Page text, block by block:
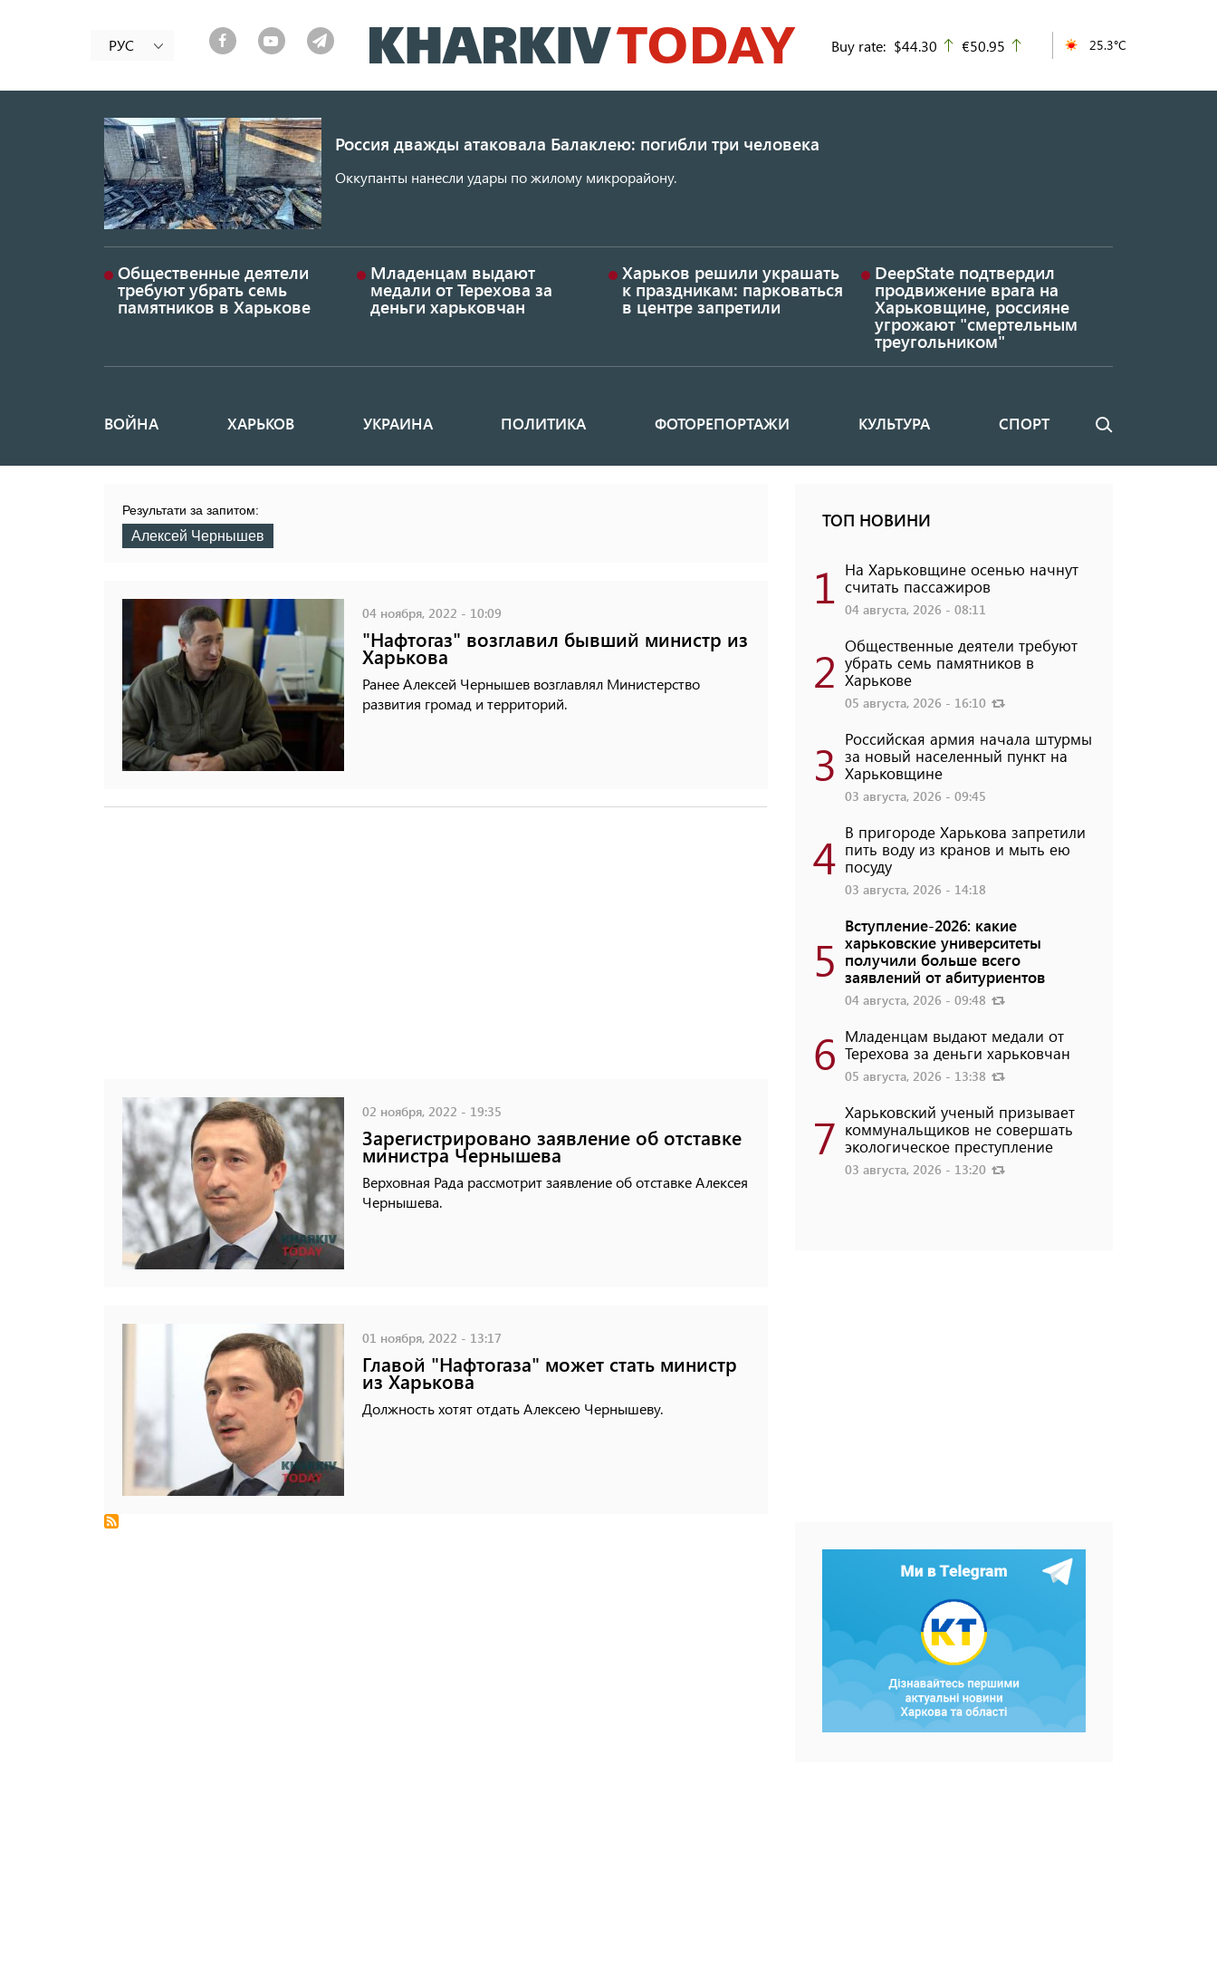
к
основному
РУС Buy rate: $44.30 up
€50.95 25.3°C
Россия дважды атаковала Балаклею: погибли три человека
Оккупанты нанесли удары по жилому микрорайону.
Общественные деятели
требуют убрать семь
памятников в Харькове
Младенцам выдают
медали от Терехова за
деньги харьковчан
Харьков решили украшать
к праздникам: парковаться
в центре запретили
DeepState подтвердил
продвижение врага на
Харьковщине, россияне
угрожают "смертельным
треугольником"
Основная
ВОЙНА ХАРЬКОВ УКРАИНА ПОЛИТИКА ФОТОРЕПОРТАЖИ КУЛЬТУРА СПОРТ Поиск
Результати за запитом:
Алексей Чернышев
04 ноября, 2022 - 10:09
"Нафтогаз" возглавил бывший министр из
Харькова
Ранее Алексей Чернышев возглавлял Министерство
развития громад и территорий.
02 ноября, 2022 - 19:35
Зарегистрировано заявление об отставке
министра Чернышева
Верховная Рада рассмотрит заявление об отставке Алексея
Чернышева.
01 ноября, 2022 - 13:17
Главой "Нафтогаза" может стать министр
из Харькова
Должность хотят отдать Алексею Чернышеву.
ТОП НОВИНИ
1 На Харьковщине осенью начнут
считать пассажиров
04 августа, 2026 - 08:11
2 Общественные деятели требуют
убрать семь памятников в
Харькове
05 августа, 2026 - 16:10
3 Российская армия начала штурмы
за новый населенный пункт на
Харьковщине
03 августа, 2026 - 09:45
4 В пригороде Харькова запретили
пить воду из кранов и мыть ею
посуду
03 августа, 2026 - 14:18
5
Вступление-2026: какие
харьковские университеты
получили больше всего
заявлений от абитуриентов
04 августа, 2026 - 09:48
6 Младенцам выдают медали от
Терехова за деньги харьковчан
05 августа, 2026 - 13:38
7 Харьковский ученый призывает
коммунальщиков не совершать
экологическое преступление
03 августа, 2026 - 13:20